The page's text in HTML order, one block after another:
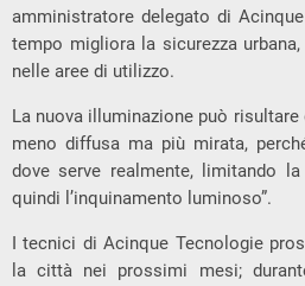
amministratore delegato di
tempo migliora la sicurezza
nelle aree di utilizzo.
La nuova illuminazione può
meno diffusa ma più mirata,
dove serve realmente, limitando
quindi l’inquinamento luminoso”.
I tecnici di Acinque Tecnologie
la città nei prossimi mesi;